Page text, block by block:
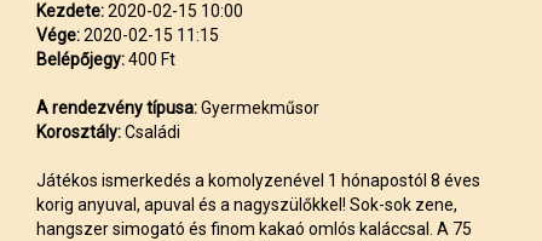
Kezdete:2020-02-15 10:00
Vége:2020-02-15 11:15
Belépőjegy:400 Ft
A rendezvény típusa:Gyermekműsor
Korosztály:Családi
Játékos ismerkedés a komolyzenével 1 hónapostól 8 éves
korig anyuval, apuval és a nagyszülőkkel! Sok-sok zene,
hangszer simogató és finom kakaó omlós kaláccsal. A 75